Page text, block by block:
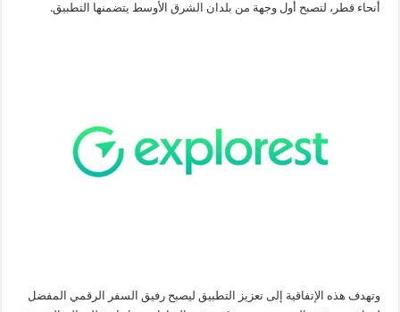
أنحاء قطر، لتصبح أول وجهة من بلدان الشرق الأوسط يتضمنها التطبيق.
وتهدف هذه الإتفاقية إلى تعزيز التطبيق ليصبح رفيق السفر الرقمي المفضل